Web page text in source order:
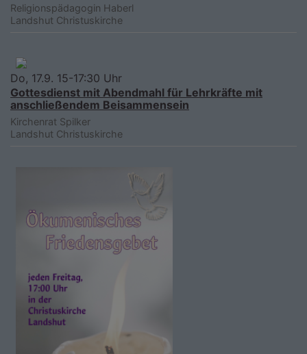
Religionspädagogin Haberl
Landshut Christuskirche
Do, 17.9. 15-17:30 Uhr
Gottesdienst mit Abendmahl für Lehrkräfte mit
anschließendem Beisammensein
Kirchenrat Spilker
Landshut Christuskirche